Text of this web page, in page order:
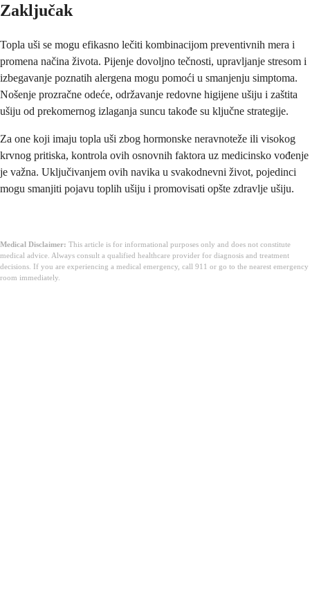
Zaključak
Topla uši se mogu efikasno lečiti kombinacijom preventivnih mera i
promena načina života. Pijenje dovoljno tečnosti, upravljanje stresom i
izbegavanje poznatih alergena mogu pomoći u smanjenju simptoma.
Nošenje prozračne odeće, održavanje redovne higijene ušiju i zaštita
ušiju od prekomernog izlaganja suncu takođe su ključne strategije.
Za one koji imaju topla uši zbog hormonske neravnoteže ili visokog
krvnog pritiska, kontrola ovih osnovnih faktora uz medicinsko vođenje
je važna. Uključivanjem ovih navika u svakodnevni život, pojedinci
mogu smanjiti pojavu toplih ušiju i promovisati opšte zdravlje ušiju.
Medical Disclaimer: This article is for informational purposes only and does not constitute
medical advice. Always consult a qualified healthcare provider for diagnosis and treatment
decisions. If you are experiencing a medical emergency, call 911 or go to the nearest emergency
room immediately.